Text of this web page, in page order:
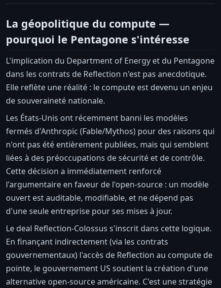
La géopolitique du compute —
pourquoi le Pentagone s'intéresse
L'implication du Department of Energy et du Pentagone
dans les contrats de Reflection n'est pas anecdotique.
Elle reflète une réalité : le compute est devenu un enjeu
de souveraineté nationale.
Les États-Unis ont récemment banni les modèles
fermés d'Anthropic (Fable/Mythos) pour des raisons qui
n'ont pas été entièrement publiées, mais qui semblent
liées à des préoccupations de sécurité et de contrôle.
Cette décision a immédiatement renforcé
l'argumentaire en faveur de l'open-source : un modèle
ouvert est auditable, modifiable, et ne dépend pas
d'une seule entreprise pour ses mises à jour.
Le deal Reflection-Colossus s'inscrit dans cette logique.
En finançant indirectement (via les contrats
gouvernementaux) l'accès de Reflection au compute de
pointe, le gouvernement US soutient la création d'une
alternative open-source américaine. C'est une stratégie